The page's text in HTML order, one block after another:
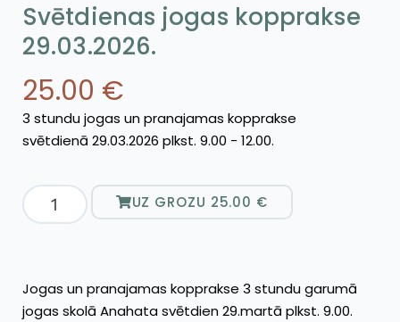
Svētdienas jogas kopprakse
29.03.2026.
25.00 €
3 stundu jogas un pranajamas kopprakse
svētdienā 29.03.2026 plkst. 9.00 - 12.00.
UZ GROZU 25.00 €
Jogas un pranajamas kopprakse 3 stundu garumā
jogas skolā Anahata svētdien 29.martā plkst. 9.00.